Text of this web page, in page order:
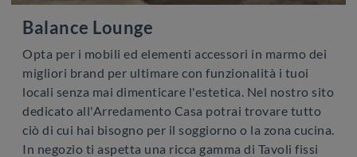
Balance Lounge
Opta per i mobili ed elementi accessori in marmo dei
migliori brand per ultimare con funzionalità i tuoi
locali senza mai dimenticare l'estetica. Nel nostro sito
dedicato all'Arredamento Casa potrai trovare tutto
ciò di cui hai bisogno per il soggiorno o la zona cucina.
In negozio ti aspetta una ricca gamma di Tavoli fissi